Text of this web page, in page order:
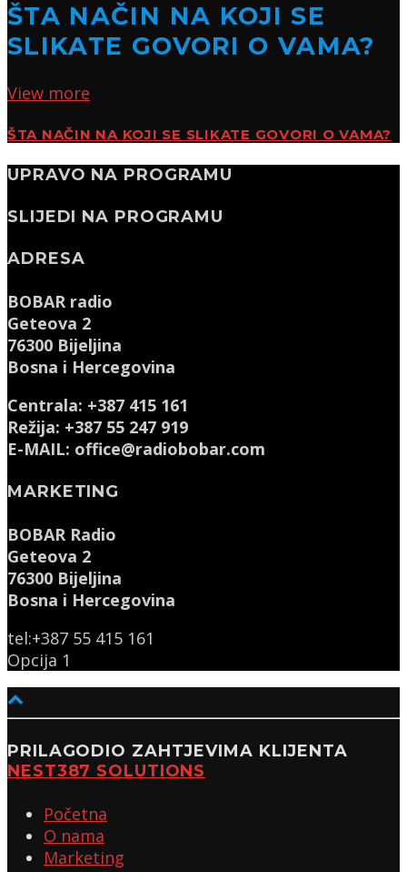
ŠTA NAČIN NA KOJI SE
SLIKATE GOVORI O VAMA?
View more
ŠTA NAČIN NA KOJI SE SLIKATE GOVORI O VAMA?
UPRAVO NA PROGRAMU
SLIJEDI NA PROGRAMU
ADRESA
BOBAR radio
Geteova 2
76300 Bijeljina
Bosna i Hercegovina
Centrala: +387 415 161
Režija: +387 55 247 919
E-MAIL: office@radiobobar.com
MARKETING
BOBAR Radio
Geteova 2
76300 Bijeljina
Bosna i Hercegovina
tel:+387 55 415 161
Opcija 1
PRILAGODIO ZAHTJEVIMA KLIJENTA
NEST387 SOLUTIONS
Početna
O nama
Marketing